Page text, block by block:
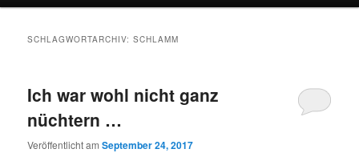
SCHLAGWORTARCHIV:SCHLAMM
Ich war wohl nicht ganz
nüchtern …
Veröffentlicht amSeptember 24, 2017